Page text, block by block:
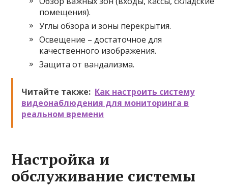
помещения).
Углы обзора и зоны перекрытия.
Освещение – достаточное для
качественного изображения.
Защита от вандализма.
Читайте также: Как настроить систему
видеонаблюдения для мониторинга в
реальном времени
Настройка и
обслуживание системы